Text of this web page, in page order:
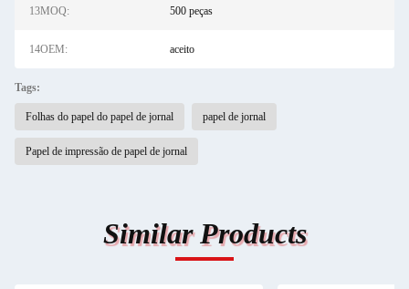
13MOQ: 500 peças
14OEM: aceito
Tags:
Folhas do papel do papel de jornal papel de jornal
Papel de impressão de papel de jornal
Similar Products